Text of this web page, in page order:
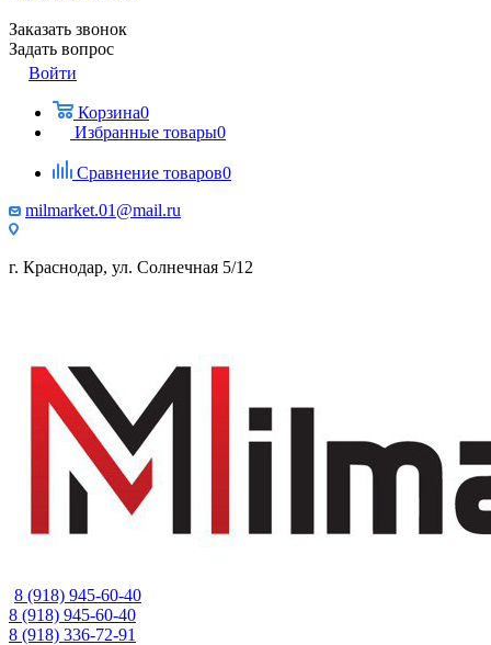
Заказать звонок
Задать вопрос
Войти
Корзина0
Избранные товары0
Сравнение товаров0
milmarket.01@mail.ru
г. Краснодар, ул. Солнечная 5/12
8 (918) 945-60-40
8 (918) 945-60-40
8 (918) 336-72-91